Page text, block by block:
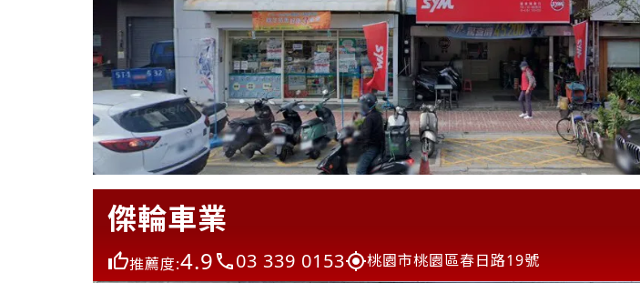
傑輪車業
推薦度:4.9 03 339 0153 桃園市桃園區春日路19號